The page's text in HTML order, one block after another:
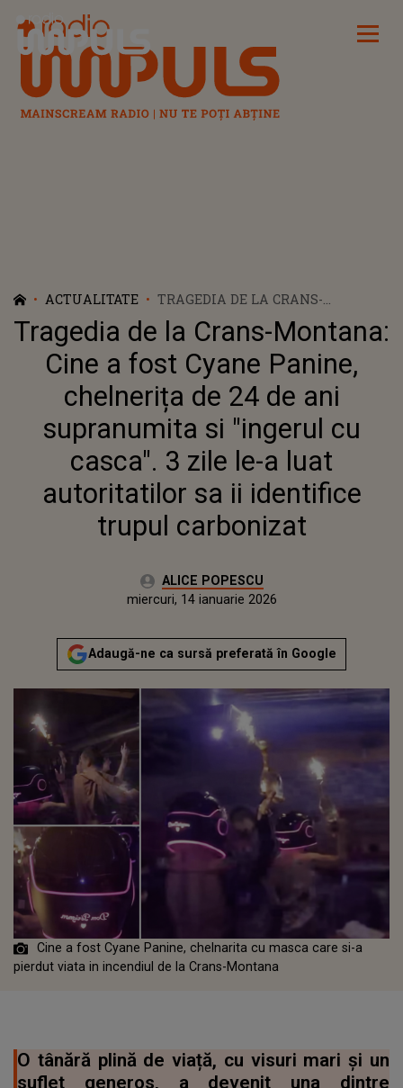
Radio Impuls
ACTUALITATE
TRAGEDIA DE LA CRANS-
MONTANA: CINE A FOST CYANE
PANINE, CHELNERIȚA DE 24 DE
ANI SUPRANUMITA SI "INGERUL
CU CASCA". 3 ZILE LE-A LUAT
AUTORITATILOR SA II IDENTIFICE
TRUPUL CARBONIZAT
Tragedia de la Crans-Montana:
Cine a fost Cyane Panine,
chelnerița de 24 de ani
supranumita si "ingerul cu
casca". 3 zile le-a luat
autoritatilor sa ii identifice
trupul carbonizat
Autor:ALICE POPESCU
miercuri, 14 ianuarie 2026
Actualizat:
miercuri, 14 ianuarie 2026
Adaugă-ne ca sursă preferată în Google
Cine a fost Cyane Panine, chelnarita cu masca care si-a
pierdut viata in incendiul de la Crans-Montana
O tânără plină de viață, cu visuri mari și un
suflet generos, a devenit una dintre